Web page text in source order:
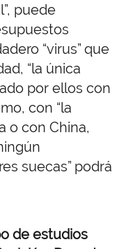
puede
“virus” que
“la única
por ellos con
con “la
o con China,
suecas” podrá
de estudios